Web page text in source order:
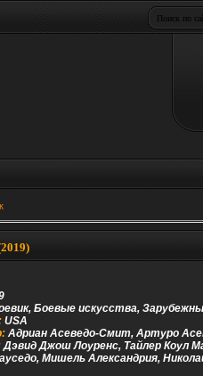
Боевые искусства,
USA
Адриан Асеведо-Смит, Артуро
Дэвид Джош Лоуренс, Тайлер Коул
Мишель Александрия,